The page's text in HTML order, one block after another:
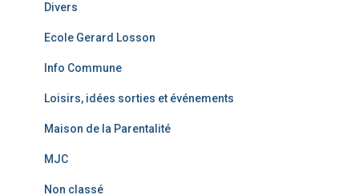
Divers
Ecole Gerard Losson
Info Commune
Loisirs, idées sorties et événements
Maison de la Parentalité
MJC
Non classé